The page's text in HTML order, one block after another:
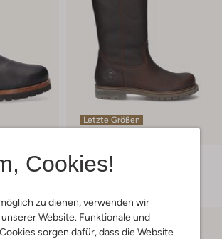
Cookies!
zu dienen, verwenden wir
Website. Funktionale und
sorgen dafür, dass die Website
Letzte Größen
Panama Jack
Snowboots